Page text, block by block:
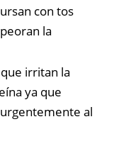
con tos
la
irritan la
ya que
al